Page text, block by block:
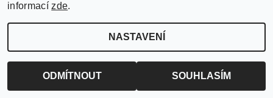
419 Kč
informacízde.
NASTAVENÍ
ODMÍTNOUT SOUHLASÍM